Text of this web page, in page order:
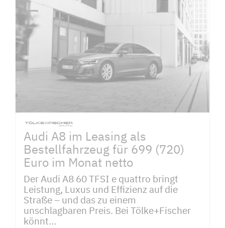
Audi A8 im Leasing als
Bestellfahrzeug für 699 (720)
Euro im Monat netto
Der Audi A8 60 TFSI e quattro bringt
Leistung, Luxus und Effizienz auf die
Straße – und das zu einem
unschlagbaren Preis. Bei Tölke+Fischer
könnt...